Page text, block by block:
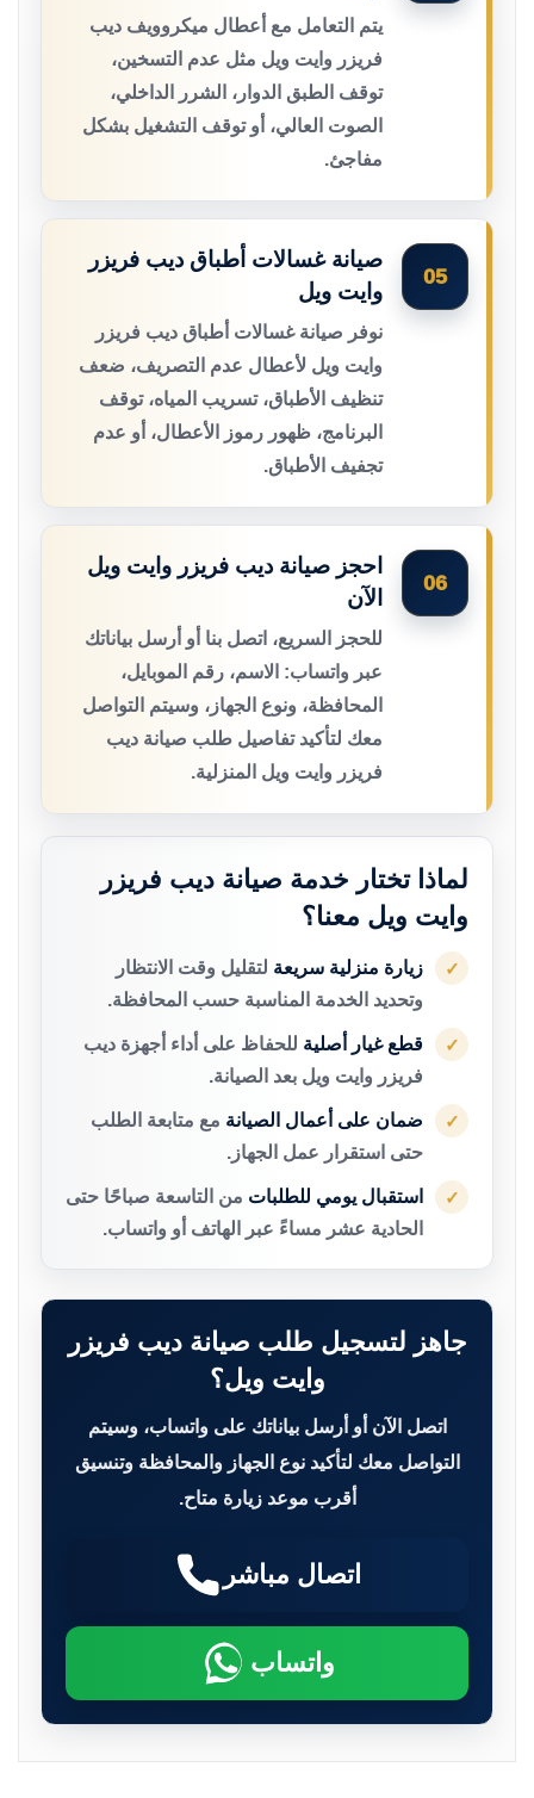
يتم التعامل مع أعطال ميكروويف ديب
فريزر وايت ويل مثل عدم التسخين،
توقف الطبق الدوار، الشرر الداخلي،
الصوت العالي، أو توقف التشغيل بشكل
مفاجئ.
05
صيانة غسالات أطباق ديب فريزر
وايت ويل
نوفر صيانة غسالات أطباق ديب فريزر
وايت ويل لأعطال عدم التصريف، ضعف
تنظيف الأطباق، تسريب المياه، توقف
البرنامج، ظهور رموز الأعطال، أو عدم
تجفيف الأطباق.
06
احجز صيانة ديب فريزر وايت ويل
الآن
للحجز السريع، اتصل بنا أو أرسل بياناتك
عبر واتساب: الاسم، رقم الموبايل،
المحافظة، ونوع الجهاز، وسيتم التواصل
معك لتأكيد تفاصيل طلب صيانة ديب
فريزر وايت ويل المنزلية.
لماذا تختار خدمة صيانة ديب فريزر
وايت ويل معنا؟
✓ زيارة منزلية سريعة لتقليل وقت الانتظار
وتحديد الخدمة المناسبة حسب المحافظة.
✓ قطع غيار أصلية للحفاظ على أداء أجهزة ديب
فريزر وايت ويل بعد الصيانة.
✓ ضمان على أعمال الصيانة مع متابعة الطلب
حتى استقرار عمل الجهاز.
✓ استقبال يومي للطلبات من التاسعة صباحًا حتى
الحادية عشر مساءً عبر الهاتف أو واتساب.
جاهز لتسجيل طلب صيانة ديب فريزر
وايت ويل؟
اتصل الآن أو أرسل بياناتك على واتساب، وسيتم
التواصل معك لتأكيد نوع الجهاز والمحافظة وتنسيق
أقرب موعد زيارة متاح.
اتصال مباشر
واتساب